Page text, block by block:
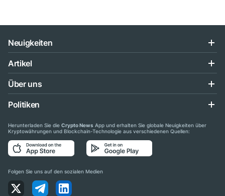
Neuigkeiten
Artikel
Über uns
Politiken
Herunterladen Sie die Crypto News App und erhalten Sie globale Neuigkeiten über
Kryptowährungen und Blockchain-Technologie aus verschiedenen Quellen:
Folgen Sie uns auf den sozialen Medien